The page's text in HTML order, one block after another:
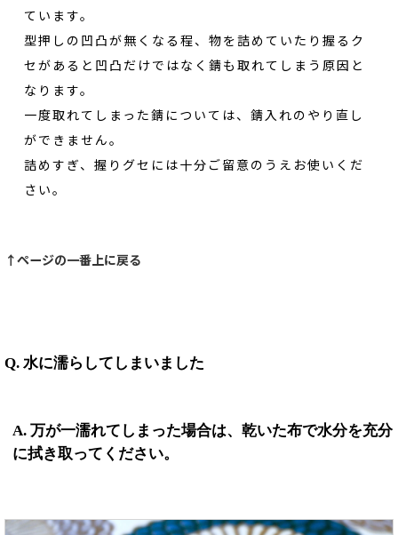
ています。
型押しの凹凸が無くなる程、物を詰めていたり握るク
セがあると凹凸だけではなく錆も取れてしまう原因と
なります。
一度取れてしまった錆については、錆入れのやり直し
ができません。
詰めすぎ、握りグセには十分ご留意のうえお使いくだ
さい。
↑ページの一番上に戻る
Q. 水に濡らしてしまいました
A. 万が一濡れてしまった場合は、乾いた布で水分を充分
に拭き取ってください。